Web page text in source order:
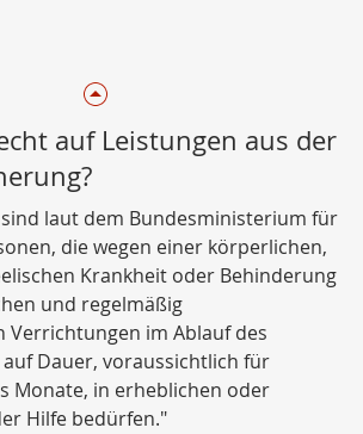
auf Leistungen aus der
laut dem Bundesministerium für
die wegen einer körperlichen,
Krankheit oder Behinderung
und regelmäßig
Verrichtungen im Ablauf des
Dauer, voraussichtlich für
Monate, in erheblichen oder
Hilfe bedürfen."